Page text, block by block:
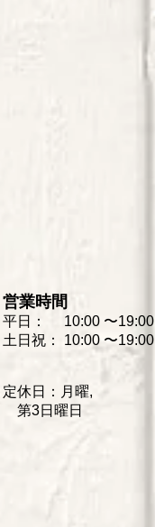
営業時間
平日： 10:00 〜19:00
土日祝： 10:00 〜19:00
定休日：月曜,
第3日曜日